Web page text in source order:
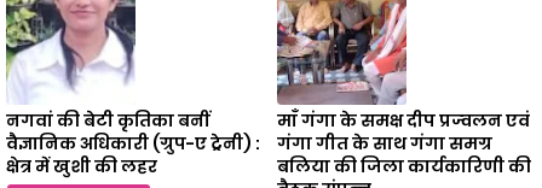
नगवां की बेटी कृतिका बनीं
वैज्ञानिक अधिकारी (ग्रुप-ए ट्रेनी) :
क्षेत्र में खुशी की लहर
माँ गंगा के समक्ष दीप प्रज्वलन एवं
गंगा गीत के साथ गंगा समग्र
बलिया की जिला कार्यकारिणी की